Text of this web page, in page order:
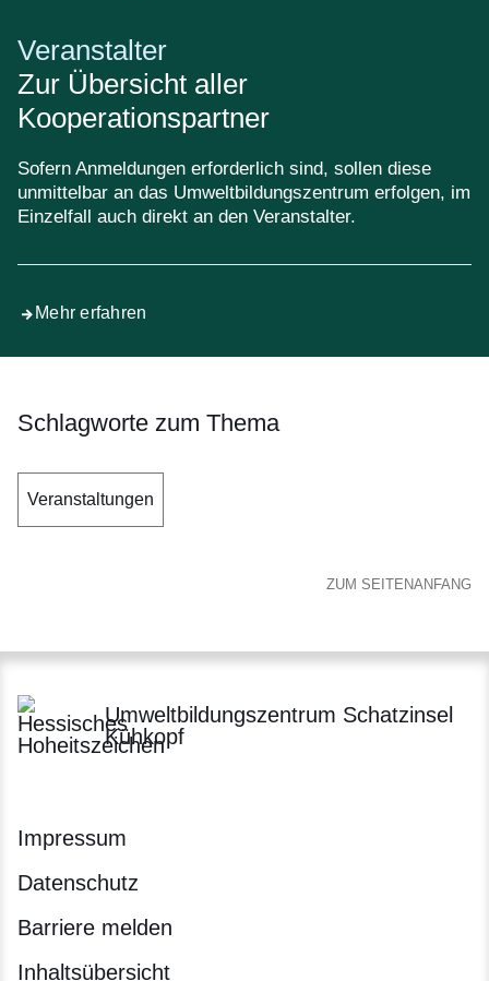
Veranstalter
Zur Übersicht aller
Kooperationspartner
Sofern Anmeldungen erforderlich sind, sollen diese
unmittelbar an das Umweltbildungszentrum erfolgen, im
Einzelfall auch direkt an den Veranstalter.
Mehr erfahren
Schlagworte zum Thema
Veranstaltungen
ZUM SEITENANFANG
Umweltbildungszentrum Schatzinsel
Kühkopf
Impressum
Datenschutz
Barriere melden
Inhaltsübersicht